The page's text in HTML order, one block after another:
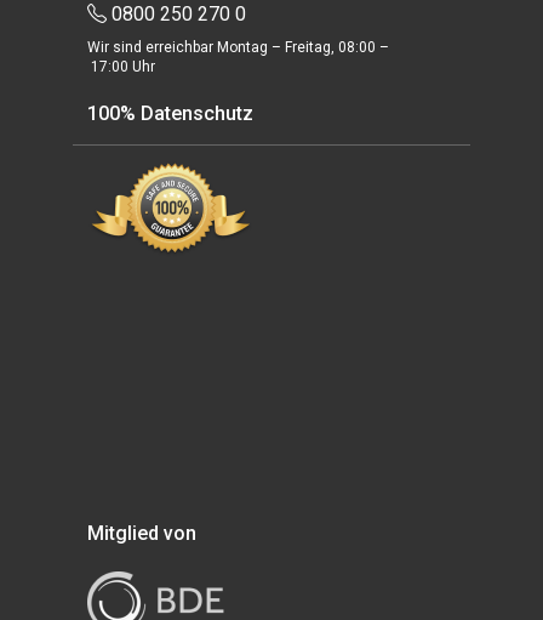
0800 250 270 0
Wir sind erreichbar Montag – Freitag, 08:00 –
17:00 Uhr
100% Datenschutz
Mitglied von